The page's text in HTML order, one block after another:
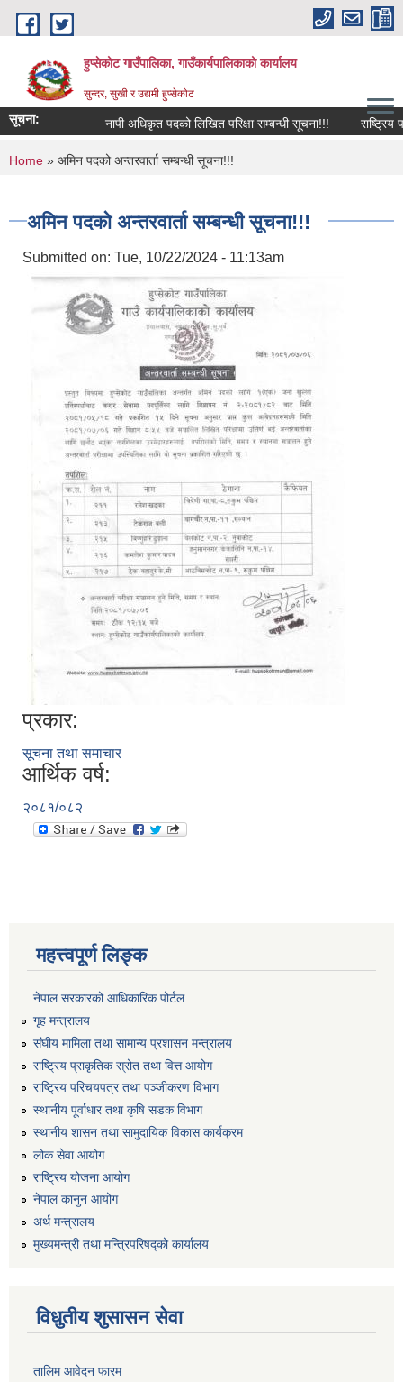
Skip to main content
हुप्सेकोट गाउँपालिका, गाउँकार्यपालिकाको कार्यालय
सुन्दर, सुखी र उद्यमी हुप्सेकोट
सूचना: नापी अधिकृत पदको लिखित परिक्षा सम्बन्धी सूचना!!! राष्‍ट्रिय
You are here
Home » अमिन पदको अन्तरवार्ता सम्बन्धी सूचना!!!
अमिन पदको अन्तरवार्ता सम्बन्धी सूचना!!!
Submitted on: Tue, 10/22/2024 - 11:13am
प्रकार:
सूचना तथा समाचार
आर्थिक वर्ष:
२०८१/०८२
महत्त्वपूर्ण लिङ्क
नेपाल सरकारको आधिकारिक पोर्टल
गृह मन्त्रालय
संघीय मामिला तथा सामान्य प्रशासन मन्त्रालय
राष्ट्रिय प्राकृतिक स्रोत तथा वित्त आयोग
राष्ट्रिय परिचयपत्र तथा पञ्जीकरण विभाग
स्थानीय पूर्वाधार तथा कृषि सडक विभाग
स्थानीय शासन तथा सामुदायिक विकास कार्यक्रम
लोक सेवा आयोग
राष्ट्रिय योजना आयोग
नेपाल कानुन आयोग
अर्थ मन्त्रालय
मुख्यमन्त्री तथा मन्त्रिपरिषद्को कार्यालय
विधुतीय शुसासन सेवा
तालिम आवेदन फारम